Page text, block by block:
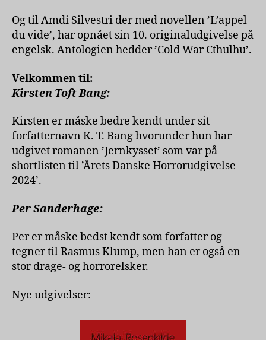
Og til Amdi Silvestri der med novellen ’L’appel
du vide’, har opnået sin 10. originaludgivelse på
engelsk. Antologien hedder ’Cold War Cthulhu’.
Velkommen til:
Kirsten Toft Bang:
Kirsten er måske bedre kendt under sit
forfatternavn K. T. Bang hvorunder hun har
udgivet romanen ’Jernkysset’ som var på
shortlisten til ’Årets Danske Horrorudgivelse
2024’.
Per Sanderhage:
Per er måske bedst kendt som forfatter og
tegner til Rasmus Klump, men han er også en
stor drage- og horrorelsker.
Nye udgivelser: